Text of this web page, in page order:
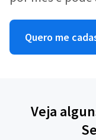
Quero me
Veja